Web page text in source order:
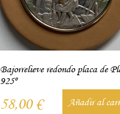
Bajorrelieve redondo placa de
925º
58,00 € Añadir al